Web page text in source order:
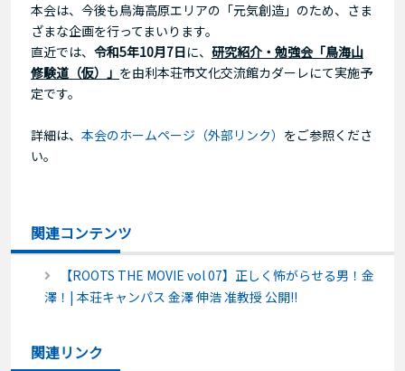
本会は、今後も鳥海高原エリアの「元気創造」のため、さま
ざまな企画を行ってまいります。
直近では、 令和5年10月7日に、 研究紹介・勉強会「鳥海山
修験道（仮）」 を由利本荘市文化交流館カダーレにて実施予
定です。
詳細は、 本会のホームページ（外部リンク） をご参照くださ
い。
関連コンテンツ
【ROOTS THE MOVIE vol 07】正しく怖がらせる男！金
澤！| 本荘キャンパス 金澤 伸浩 准教授 公開!!
関連リンク